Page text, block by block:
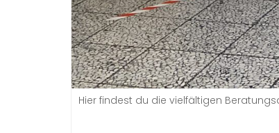
Hier findest du die vielfältigen